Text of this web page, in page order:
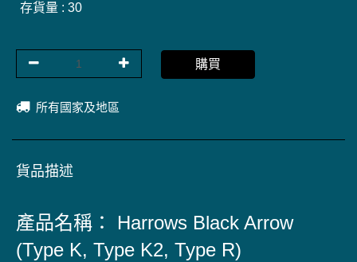
存貨量 : 30
購買
所有國家及地區
貨品描述
產品名稱： Harrows Black Arrow
(Type K, Type K2, Type R)